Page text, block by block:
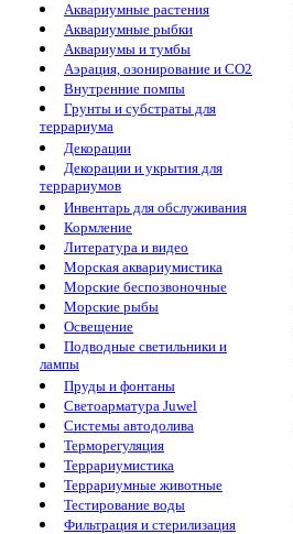
Аквариумные растения
Аквариумные рыбки
Аквариумы и тумбы
Аэрация, озонирование и CO2
Внутренние помпы
Грунты и субстраты для
террариума
Декорации
Декорации и укрытия для
террариумов
Инвентарь для обслуживания
Кормление
Литература и видео
Морская аквариумистика
Морские беспозвоночные
Морские рыбы
Освещение
Подводные светильники и
лампы
Пруды и фонтаны
Светоарматура Juwel
Системы автодолива
Терморегуляция
Террариумистика
Террариумные животные
Тестирование воды
Фильтрация и стерилизация